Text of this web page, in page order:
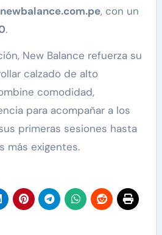
newbalance.com.pe, con un
.
New Balance refuerza su
calzado de alto
comodidad,
para acompañar a los
primeras sesiones hasta
más exigentes.